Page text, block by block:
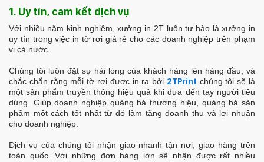
1. Uy tín, cam kết dịch vụ
Với nhiều năm kinh nghiệm, xưởng in 2T luôn tự hào là xưởng in
uy tín trong việc in tờ rơi giá rẻ cho các doanh nghiệp trên phạm
vi cả nước.
Chúng tôi luôn đặt sự hài lòng của khách hàng lên hàng đầu, và
chắc chắn rằng mỗi tờ rơi được in ra bởi 2TPrint chúng tôi sẽ là
một sản phẩm truyền thông hiệu quả khi đưa đến tay người tiêu
dùng. Giúp doanh nghiệp quảng bá thương hiệu, quảng bá sản
phẩm một cách tốt nhất từ đó làm tăng doanh thu và lợi nhuận
cho doanh nghiệp.
Dịch vụ của chúng tôi nhận giao nhanh tận nơi, giao hàng trên
toàn quốc. Với những đơn hàng lớn sẽ nhận được rất nhiều